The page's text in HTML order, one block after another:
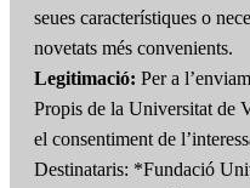
seues característiques o
novetats més convenients.
Legitimació: Per a
Propis de la Universitat de
el consentiment de
Destinataris: *Fundació